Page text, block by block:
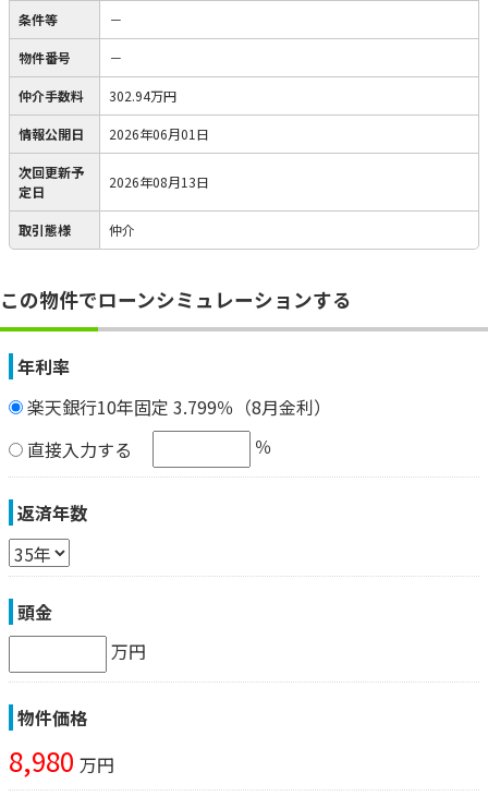
条件等 －
物件番号 －
仲介手数料 302.94万円
情報公開日 2026年06月01日
次回更新予
定日
2026年08月13日
取引態様 仲介
この物件でローンシミュレーションする
年利率
楽天銀行10年固定 3.799％（8月金利）
直接入力する
％
返済年数
頭金
万円
物件価格
8,980 万円